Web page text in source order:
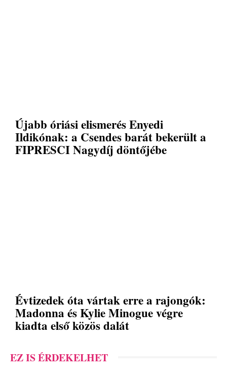
Újabb óriási elismerés Enyedi
Ildikónak: a Csendes barát bekerült a
FIPRESCI Nagydíj döntőjébe
Évtizedek óta vártak erre a rajongók:
Madonna és Kylie Minogue végre
kiadta első közös dalát
EZ IS ÉRDEKELHET